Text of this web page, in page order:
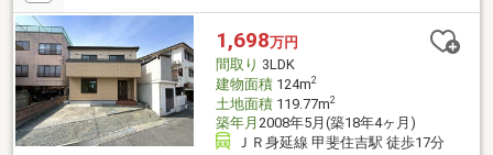
1,698万円
間取り 3LDK
建物面積124m2
土地面積119.77m2
築年月 2008年5月(築18年4ヶ月)
ＪＲ身延線 甲斐住吉駅 徒歩17分